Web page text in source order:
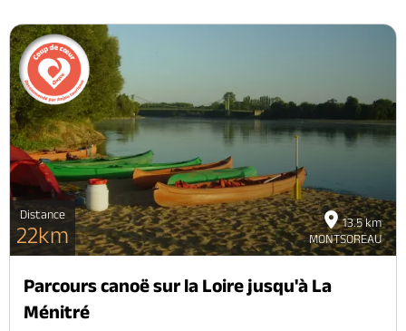
13.5 km
MONTSOREAU
Distance
22km
Parcours canoë sur la Loire jusqu'à La
Ménitré